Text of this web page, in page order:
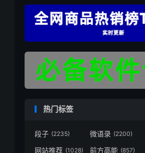
热门标签
段子 (2235) 微语录 (2200)
网站推荐 (1028) 前方高能 (857)